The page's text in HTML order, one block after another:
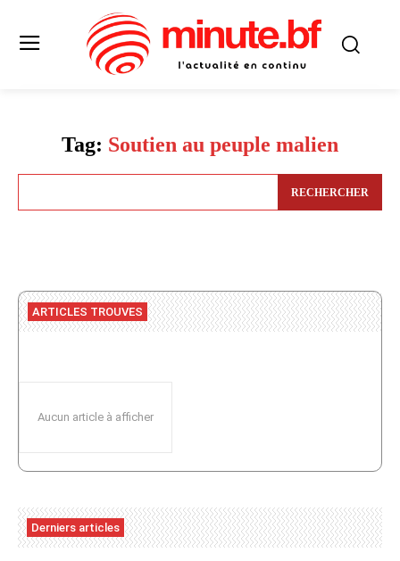
Tag: Soutien au peuple malien
RECHERCHER
ARTICLES TROUVES
Aucun article à afficher
Derniers articles